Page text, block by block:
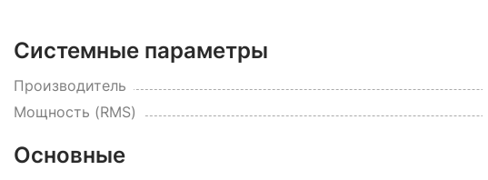
Системные параметры
Производитель
Мощность (RMS)
Основные